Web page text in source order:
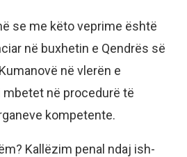
se me këto veprime është
në buxhetin e Qendrës së
në vlerën e
mbetet në procedurë të
kompetente.
Kallëzim penal ndaj ish-